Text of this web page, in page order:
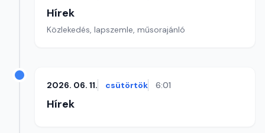
Hírek
Közlekedés, lapszemle, műsorajánló
2026. 06. 11. csütörtök 6:01
Hírek